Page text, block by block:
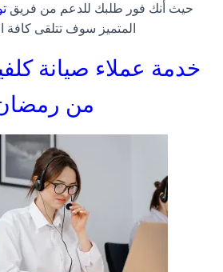
حيث أنك فور طلبك للدعم من فريق
المتميز سوف تتلقى كافة
خدمة عملاء صيانة
من